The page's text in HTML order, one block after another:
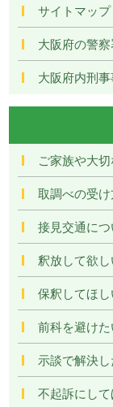
サイトマップ
大阪府の警
大阪府内刑
ご家族や大
取調べの受
接見交通につ
釈放して欲し
保釈してほし
前科を避けた
示談で解決
不起訴にし